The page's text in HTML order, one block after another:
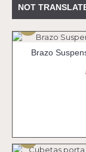
NOT
Brazo